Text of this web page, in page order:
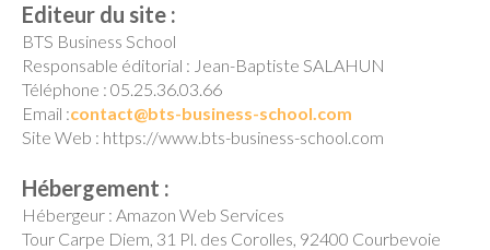
Editeur du site :
BTS Business School
Responsable éditorial : Jean-Baptiste SALAHUN
Téléphone : 05.25.36.03.66
Email :contact@bts-business-school.com
Site Web : https://www.bts-business-school.com
Hébergement :
Hébergeur : Amazon Web Services
Tour Carpe Diem, 31 Pl. des Corolles, 92400 Courbevoie